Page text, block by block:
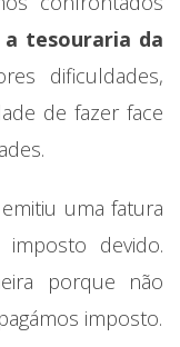
tesouraria da
dificuldades,
de fazer face
uma fatura
devido.
porque não
imposto.